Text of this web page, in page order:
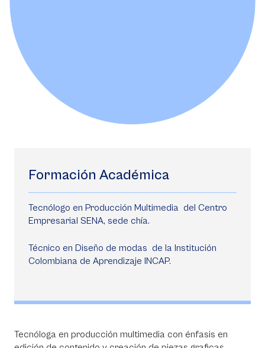
Formación Académica
Tecnólogo en Producción Multimedia del Centro
Empresarial SENA, sede chía.
Técnico en Diseño de modas de la Institución
Colombiana de Aprendizaje INCAP.
Tecnóloga en producción multimedia con énfasis en